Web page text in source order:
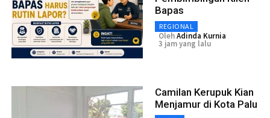
Bapas
REGIONAL
OlehAdinda Kurnia
3 jam yang lalu
Camilan Kerupuk Kian
Menjamur di Kota Palu